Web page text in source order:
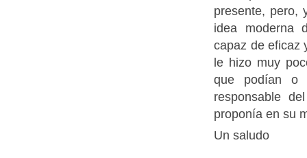
presente, pero,
idea moderna
capaz de eficaz
le hizo muy
que podían o
responsable
proponía en su
Un saludo